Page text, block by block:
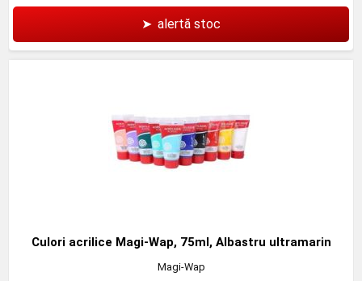
➤ alertă stoc
Culori acrilice Magi-Wap, 75ml, Albastru ultramarin
Magi-Wap